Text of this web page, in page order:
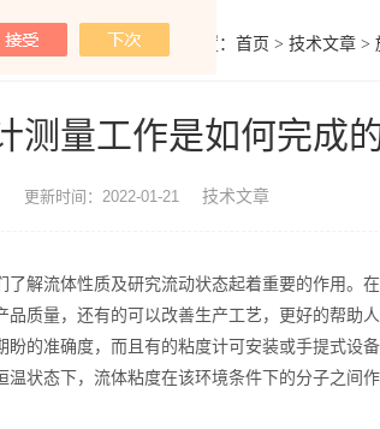
你的位置： 首页 > 技术文章 >
测量工作是如何完成的
更新时间：2022-01-21 技术文章
了解流体性质及研究流动状态起着重要的作用。
质量，还有的可以改善生产工艺，更好的帮助
的准确度，而且有的粘度计可安装或手提式设
状态下，流体粘度在该环境条件下的分子之间作